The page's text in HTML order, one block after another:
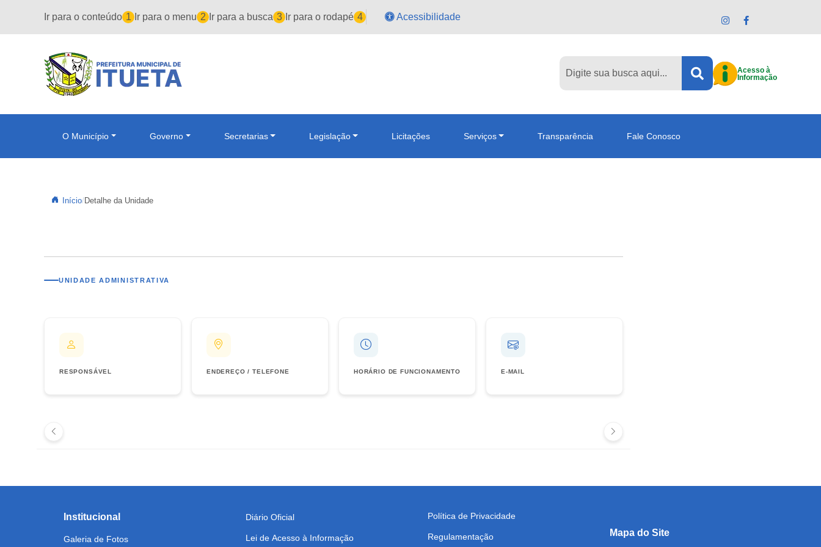
Ir para o conteúdo 1 Ir para o menu 2 Ir para a busca 3 Ir para o rodapé 4 Acessibilidade
Acesso à
Informação
O Município Governo Secretarias Legislação Licitações Serviços Transparência Fale Conosco
Início Detalhe da Unidade
UNIDADE ADMINISTRATIVA
RESPONSÁVEL ENDEREÇO / TELEFONE HORÁRIO DE FUNCIONAMENTO E-MAIL
Institucional
Galeria de Fotos
Diário Oficial
Lei de Acesso à Informação
Política de Privacidade
Regulamentação Mapa do Site